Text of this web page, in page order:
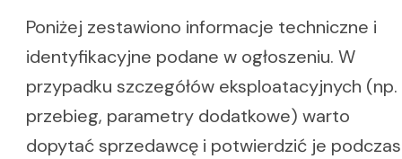
Poniżej zestawiono informacje techniczne i
identyfikacyjne podane w ogłoszeniu. W
przypadku szczegółów eksploatacyjnych (np.
przebieg, parametry dodatkowe) warto
dopytać sprzedawcę i potwierdzić je podczas